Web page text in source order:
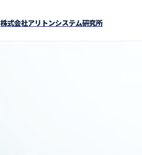
株式会社アリトンシステム研究所